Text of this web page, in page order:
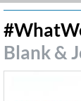
Blank &